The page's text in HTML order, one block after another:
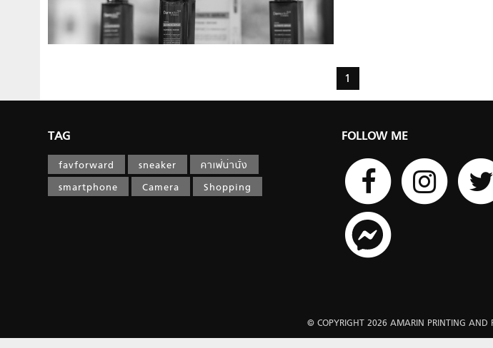
1
TAG
favforward sneaker
คาเฟ่น่านั่ง
smartphone
Camera Shopping
FOLLOW ME
© COPYRIGHT 2026 AMARIN PRINTING AND